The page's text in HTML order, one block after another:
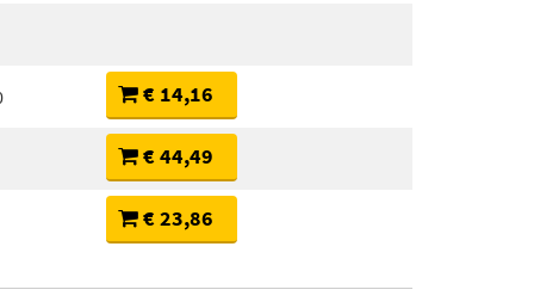
€ 14,16
€ 44,49
€ 23,86